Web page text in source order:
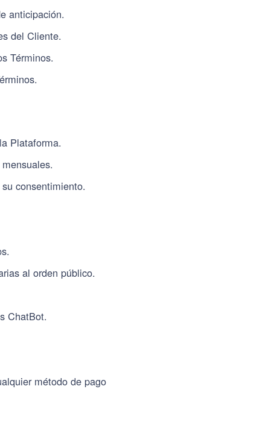
anticipación.
del Cliente.
Términos.
Plataforma.
consentimiento.
al orden público.
ChatBot.
método de pago